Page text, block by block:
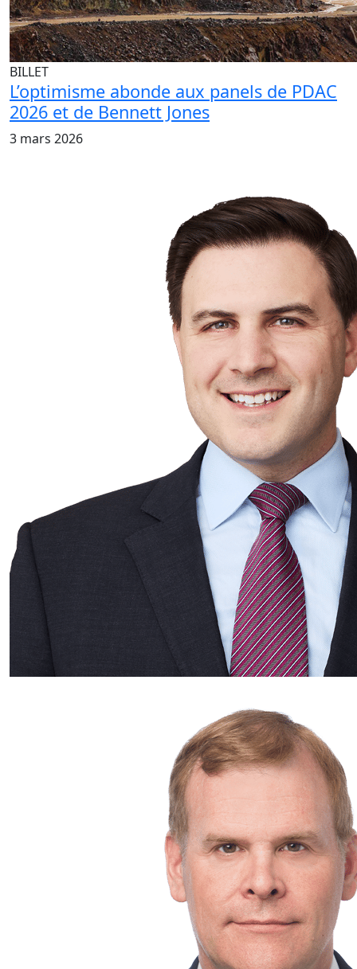
BILLET
L’optimisme abonde aux panels de PDAC
2026 et de Bennett Jones
3 mars 2026